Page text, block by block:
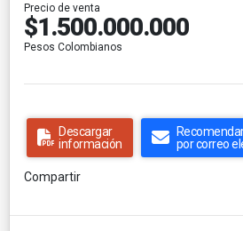
Precio de venta
$1.500.000.000
Pesos Colombianos
Descargar
información
por correo
Compartir